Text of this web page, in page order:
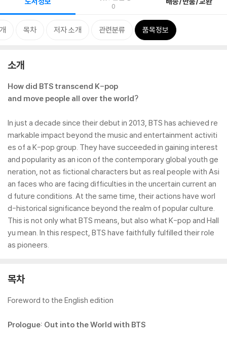
0
목차 저자 소개 관련분류 품목정보
소개
How did BTS transcend K-pop
and move people all over the world?
In just a decade since their debut in 2013, BTS has achieved re
markable impact beyond the music and entertainment activiti
es of a K-pop group. They have succeeded in gaining interest
and popularity as an icon of the contemporary global youth ge
neration, not as fictional characters but as real people with Asi
an faces who are facing difficulties in the uncertain current an
d future conditions. At the same time, their actions have worl
d-historical significance beyond the realm of popular culture.
This is not only what BTS means, but also what K-pop and Hall
yu mean. In this respect, BTS have faithfully fulfilled their role
as pioneers.
목차
Foreword to the English edition
Prologue: Out into the World with BTS